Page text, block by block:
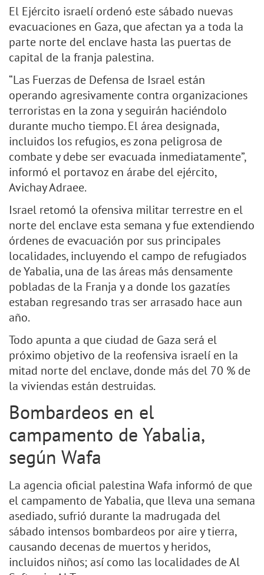
El Ejército israelí ordenó este sábado nuevas
evacuaciones en Gaza, que afectan ya a toda la
parte norte del enclave hasta las puertas de
capital de la franja palestina.
“Las Fuerzas de Defensa de Israel están
operando agresivamente contra organizaciones
terroristas en la zona y seguirán haciéndolo
durante mucho tiempo. El área designada,
incluidos los refugios, es zona peligrosa de
combate y debe ser evacuada inmediatamente”,
informó el portavoz en árabe del ejército,
Avichay Adraee.
Israel retomó la ofensiva militar terrestre en el
norte del enclave esta semana y fue extendiendo
órdenes de evacuación por sus principales
localidades, incluyendo el campo de refugiados
de Yabalia, una de las áreas más densamente
pobladas de la Franja y a donde los gazatíes
estaban regresando tras ser arrasado hace aun
año.
Todo apunta a que ciudad de Gaza será el
próximo objetivo de la reofensiva israelí en la
mitad norte del enclave, donde más del 70 % de
la viviendas están destruidas.
Bombardeos en el
campamento de Yabalia,
según Wafa
La agencia oficial palestina Wafa informó de que
el campamento de Yabalia, que lleva una semana
asediado, sufrió durante la madrugada del
sábado intensos bombardeos por aire y tierra,
causando decenas de muertos y heridos,
incluidos niños; así como las localidades de Al